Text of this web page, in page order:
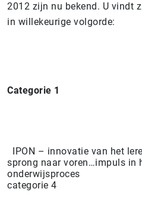
2012 zijn nu bekend. U vindt
in willekeurige volgorde:
Categorie 1
IPON – innovatie van het
sprong naar voren…impuls in
onderwijsproces
categorie 4